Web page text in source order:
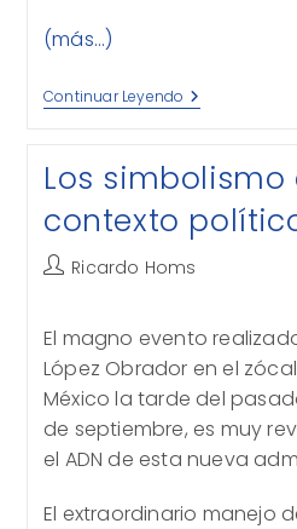
(más…)
Continuar Leyendo Entre
Dos
Los
contexto
Autor
entrada:
Ricardo Homs
El magno evento
López Obrador en el
México la tarde del
de septiembre, es muy
el ADN de esta nueva
El extraordinario manejo